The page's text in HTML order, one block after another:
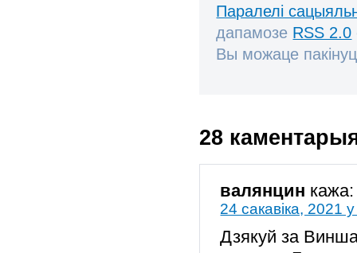
Паралелі
дапамозе RSS 2.0
Вы можаце
28
валянцин кажа:
24 сакавіка, 2021
Дзякуй за